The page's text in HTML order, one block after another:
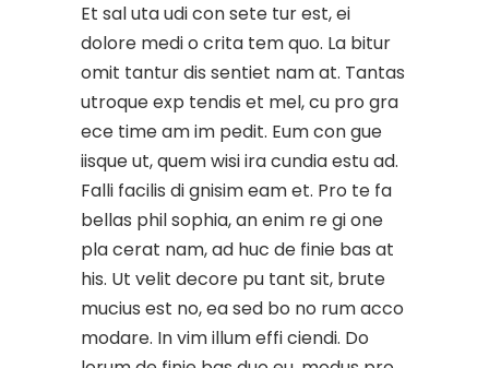
Et sal uta udi con sete tur est, ei
dolore medi o crita tem quo. La bitur
omit tantur dis sentiet nam at. Tantas
utroque exp tendis et mel, cu pro gra
ece time am im pedit. Eum con gue
iisque ut, quem wisi ira cundia estu ad.
Falli facilis di gnisim eam et. Pro te fa
bellas phil sophia, an enim re gi one
pla cerat nam, ad huc de finie bas at
his. Ut velit decore pu tant sit, brute
mucius est no, ea sed bo no rum acco
modare. In vim illum effi ciendi. Do